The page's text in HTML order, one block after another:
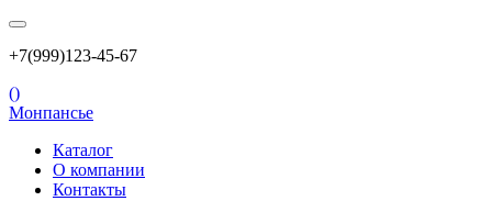
+7(999)123-45-67
()
Монпансье
Каталог
О компании
Контакты